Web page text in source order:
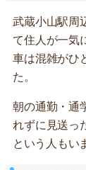
武蔵小山駅周
て住人が一気
車は混雑がひ
た。
朝の通勤・通
れずに見送っ
という人もい